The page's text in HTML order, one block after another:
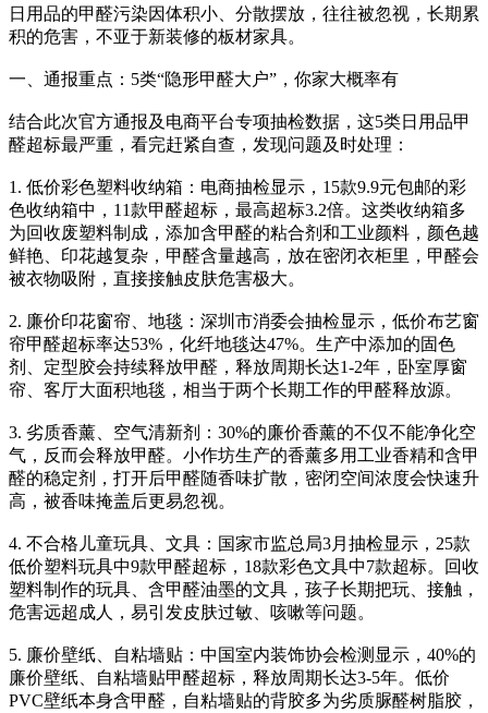
日用品的甲醛污染因体积小、分散摆放，往往被忽视，长期累
积的危害，不亚于新装修的板材家具。
一、通报重点：5类“隐形甲醛大户”，你家大概率有
结合此次官方通报及电商平台专项抽检数据，这5类日用品甲
醛超标最严重，看完赶紧自查，发现问题及时处理：
1. 低价彩色塑料收纳箱：电商抽检显示，15款9.9元包邮的彩
色收纳箱中，11款甲醛超标，最高超标3.2倍。这类收纳箱多
为回收废塑料制成，添加含甲醛的粘合剂和工业颜料，颜色越
鲜艳、印花越复杂，甲醛含量越高，放在密闭衣柜里，甲醛会
被衣物吸附，直接接触皮肤危害极大。
2. 廉价印花窗帘、地毯：深圳市消委会抽检显示，低价布艺窗
帘甲醛超标率达53%，化纤地毯达47%。生产中添加的固色
剂、定型胶会持续释放甲醛，释放周期长达1-2年，卧室厚窗
帘、客厅大面积地毯，相当于两个长期工作的甲醛释放源。
3. 劣质香薰、空气清新剂：30%的廉价香薰的不仅不能净化空
气，反而会释放甲醛。小作坊生产的香薰多用工业香精和含甲
醛的稳定剂，打开后甲醛随香味扩散，密闭空间浓度会快速升
高，被香味掩盖后更易忽视。
4. 不合格儿童玩具、文具：国家市监总局3月抽检显示，25款
低价塑料玩具中9款甲醛超标，18款彩色文具中7款超标。回收
塑料制作的玩具、含甲醛油墨的文具，孩子长期把玩、接触，
危害远超成人，易引发皮肤过敏、咳嗽等问题。
5. 廉价壁纸、自粘墙贴：中国室内装饰协会检测显示，40%的
廉价壁纸、自粘墙贴甲醛超标，释放周期长达3-5年。低价
PVC壁纸本身含甲醛，自粘墙贴的背胶多为劣质脲醛树脂胶，